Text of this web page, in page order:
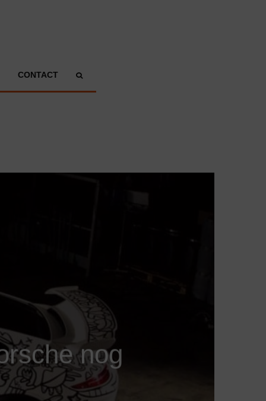
CONTACT
nog